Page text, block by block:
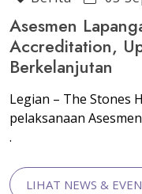
Asesmen
Accreditation,
Berkelanjutan
Legian – The Stones
pelaksanaan
.
LIHAT NEWS &